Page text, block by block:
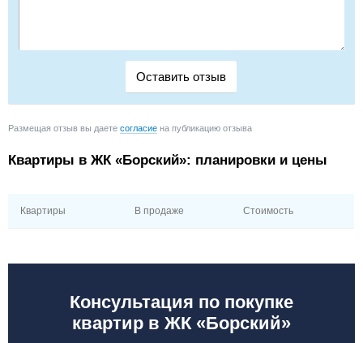
Размещая отзыв вы даетесогласие на публикацию отзыва
Квартиры в ЖК «Борский»: планировки и цены
Квартиры В продаже Стоимость
Консультация по покупке
квартир в ЖК «Борский»